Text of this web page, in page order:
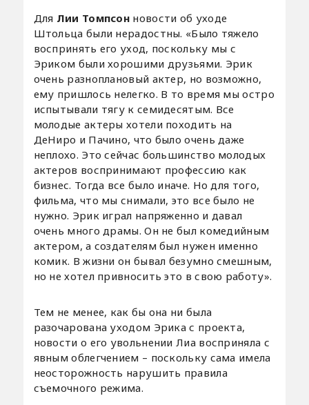
Для Лии Томпсон новости об уходе
Штольца были нерадостны. «Было тяжело
воспринять его уход, поскольку мы с
Эриком были хорошими друзьями. Эрик
очень разноплановый актер, но возможно,
ему пришлось нелегко. В то время мы остро
испытывали тягу к семидесятым. Все
молодые актеры хотели походить на
ДеНиро и Пачино, что было очень даже
неплохо. Это сейчас большинство молодых
актеров воспринимают профессию как
бизнес. Тогда все было иначе. Но для того,
фильма, что мы снимали, это все было не
нужно. Эрик играл напряженно и давал
очень много драмы. Он не был комедийным
актером, а создателям был нужен именно
комик. В жизни он бывал безумно смешным,
но не хотел привносить это в свою работу».
Тем не менее, как бы она ни была
разочарована уходом Эрика с проекта,
новости о его увольнении Лиа восприняла с
явным облегчением – поскольку сама имела
неосторожность нарушить правила
съемочного режима.